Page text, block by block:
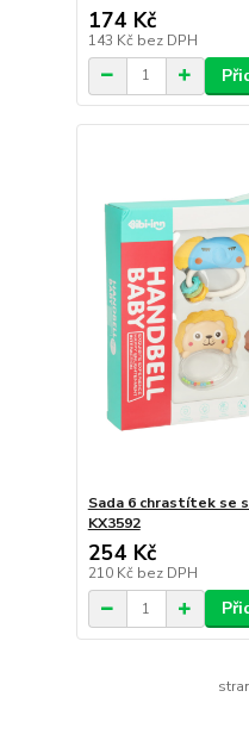
174 Kč
143 Kč bez DPH
Sada 6 chrastítek se
KX3592
254 Kč
210 Kč bez DPH